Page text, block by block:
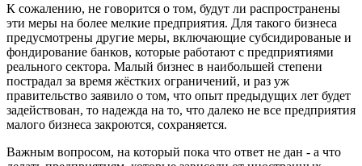
К сожалению, не говорится о том, будут ли распространены
эти меры на более мелкие предприятия. Для такого бизнеса
предусмотрены другие меры, включающие субсидированые и
фондирование банков, которые работают с предприятиями
реального сектора. Малый бизнес в наибольшей степени
пострадал за время жёстких ограничений, и раз уж
правительство заявило о том, что опыт предыдущих лет будет
задействован, то надежда на то, что далеко не все предприятия
малого бизнеса закроются, сохраняется.
Важным вопросом, на который пока что ответ не дан - а что